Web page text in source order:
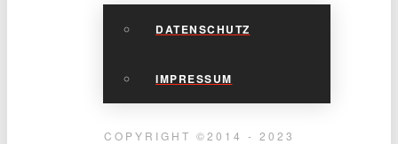
DATENSCHUTZ
IMPRESSUM
COPYRIGHT ©2014 - 2023